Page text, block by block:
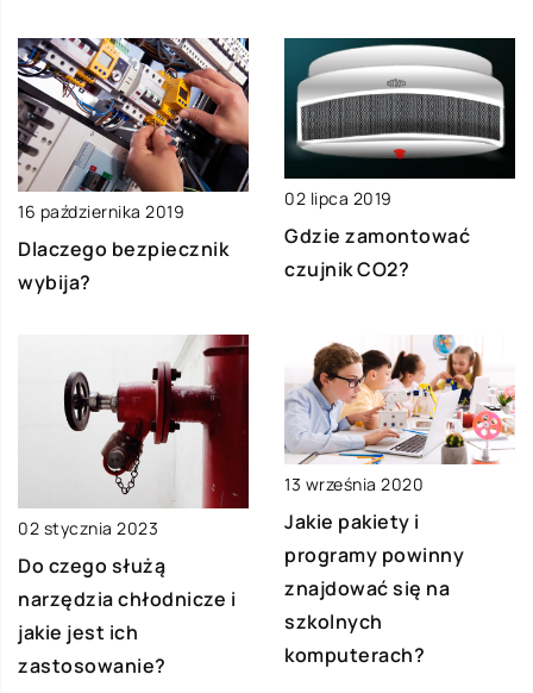
16 października 2019
Dlaczego bezpiecznik
wybija?
02 lipca 2019
Gdzie zamontować
czujnik CO2?
02 stycznia 2023
Do czego służą
narzędzia chłodnicze i
jakie jest ich
zastosowanie?
13 września 2020
Jakie pakiety i
programy powinny
znajdować się na
szkolnych
komputerach?